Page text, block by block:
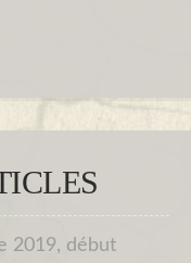
2019, début